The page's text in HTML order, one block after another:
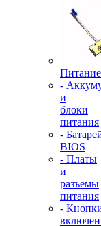
Питание
-
и
блоки
питания
-
BIOS
- Платы
и
разъемы
питания
-